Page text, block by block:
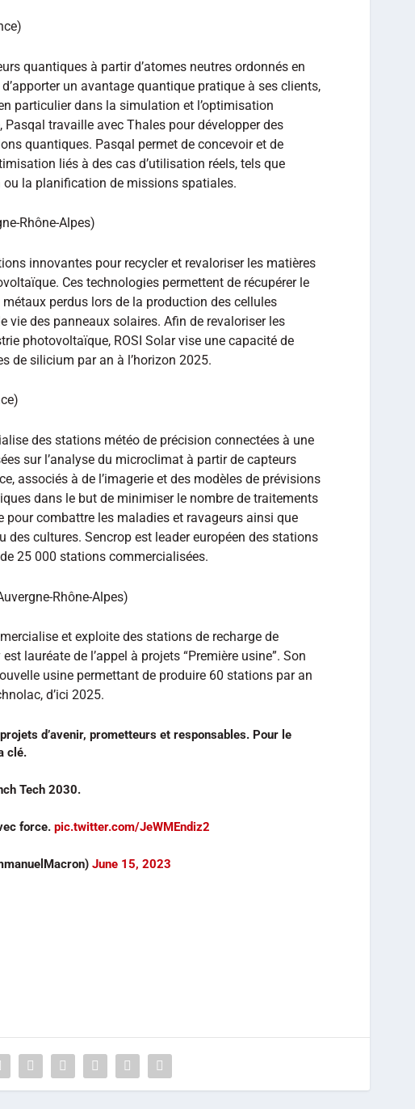
quantiques à partir d’atomes neutres ordonnés en
un avantage quantique pratique à ses clients,
particulier dans la simulation et l’optimisation
Pasqal travaille avec Thales pour développer des
quantiques. Pasqal permet de concevoir et de
liés à des cas d’utilisation réels, tels que
ou la planification de missions spatiales.
Rhône-Alpes)
innovantes pour recycler et revaloriser les matières
Ces technologies permettent de récupérer le
perdus lors de la production des cellules
vie des panneaux solaires. Afin de revaloriser les
photovoltaïque, ROSI Solar vise une capacité de
de silicium par an à l’horizon 2025.
des stations météo de précision connectées à une
sur l’analyse du microclimat à partir de capteurs
associés à de l’imagerie et des modèles de prévisions
dans le but de minimiser le nombre de traitements
pour combattre les maladies et ravageurs ainsi que
des cultures. Sencrop est leader européen des stations
25 000 stations commercialisées.
Rhône-Alpes)
et exploite des stations de recharge de
lauréate de l’appel à projets “Première usine”. Son
usine permettant de produire 60 stations par an
d’ici 2025.
d’avenir, prometteurs et responsables. Pour le
clé.
Tech 2030.
force. pic.twitter.com/JeWMEndiz2
June 15, 2023